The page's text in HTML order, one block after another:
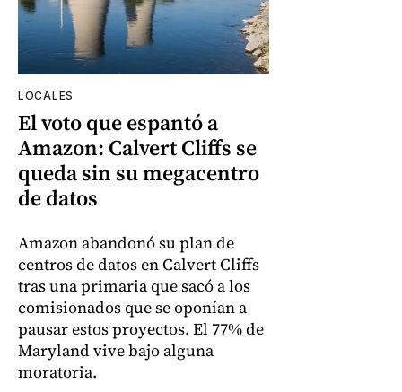
LOCALES
El voto que espantó a
Amazon: Calvert Cliffs se
queda sin su megacentro
de datos
Amazon abandonó su plan de
centros de datos en Calvert Cliffs
tras una primaria que sacó a los
comisionados que se oponían a
pausar estos proyectos. El 77% de
Maryland vive bajo alguna
moratoria.